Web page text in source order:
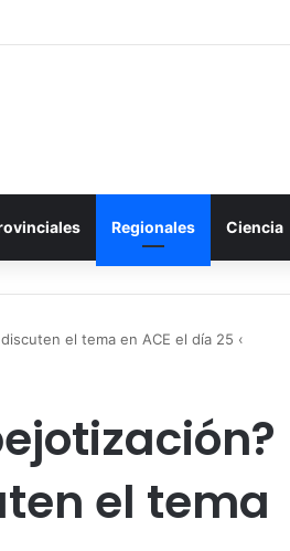
Regionales Ciencia
el tema en ACE el día 25 ‹
el tema